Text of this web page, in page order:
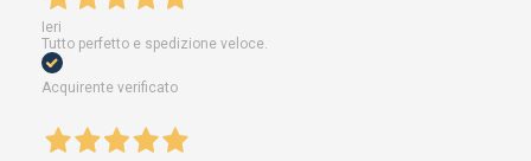
Ieri
Tutto perfetto e spedizione veloce.
Acquirente verificato